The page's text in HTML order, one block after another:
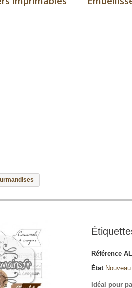
Référence
État Nouveau
Idéal pour